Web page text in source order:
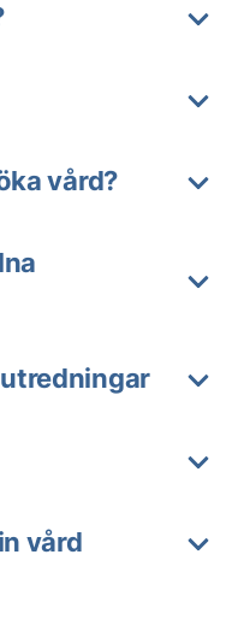
vård?
vård